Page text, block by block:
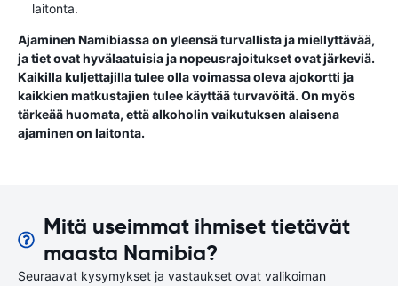
laitonta.
Ajaminen Namibiassa on yleensä turvallista ja miellyttävää,
ja tiet ovat hyvälaatuisia ja nopeusrajoitukset ovat järkeviä.
Kaikilla kuljettajilla tulee olla voimassa oleva ajokortti ja
kaikkien matkustajien tulee käyttää turvavöitä. On myös
tärkeää huomata, että alkoholin vaikutuksen alaisena
ajaminen on laitonta.
Mitä useimmat ihmiset tietävät
maasta Namibia?
Seuraavat kysymykset ja vastaukset ovat valikoiman